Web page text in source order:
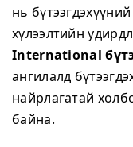
нь
хүлээлтийн
International
ангилалд
найрлагатай
байна.